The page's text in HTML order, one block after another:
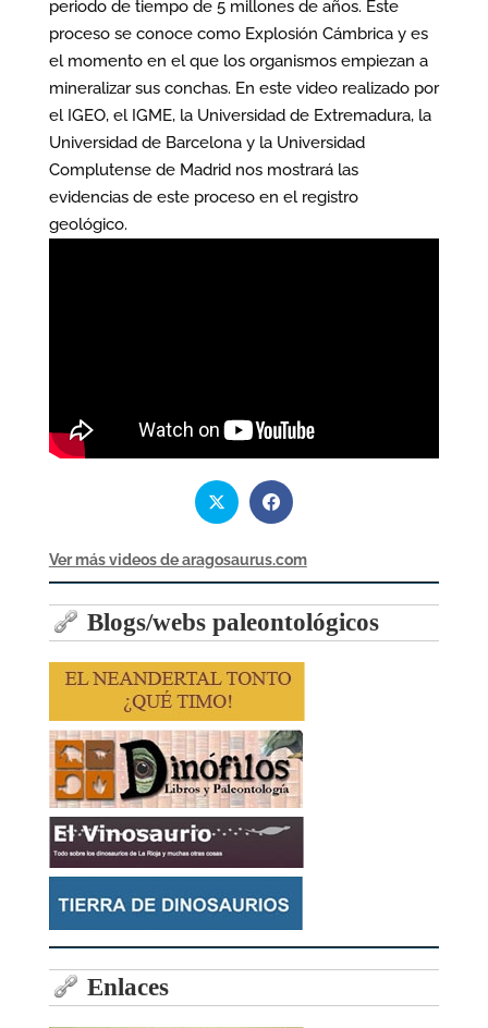
periodo de tiempo de 5 millones de años. Este
proceso se conoce como Explosión Cámbrica y es
el momento en el que los organismos empiezan a
mineralizar sus conchas. En este video realizado por
el IGEO, el IGME, la Universidad de Extremadura, la
Universidad de Barcelona y la Universidad
Complutense de Madrid nos mostrará las
evidencias de este proceso en el registro
geológico.
Ver más videos de aragosaurus.com
Blogs/webs paleontológicos
Enlaces